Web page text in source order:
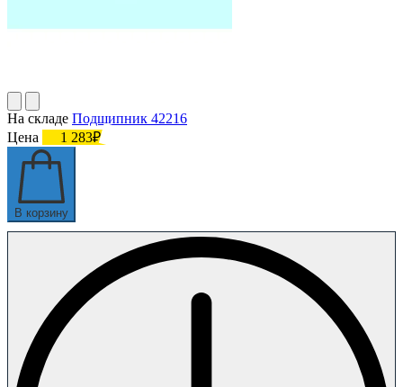
На складе Подшипник 42216
Цена
1 283₽
В корзину